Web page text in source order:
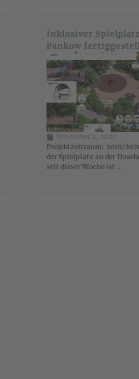
Inklusiver
Pankow
November 2, 2020
Projektzeitraum: 2019/
der Spielplatz an der
seit dieser Woche ist ...